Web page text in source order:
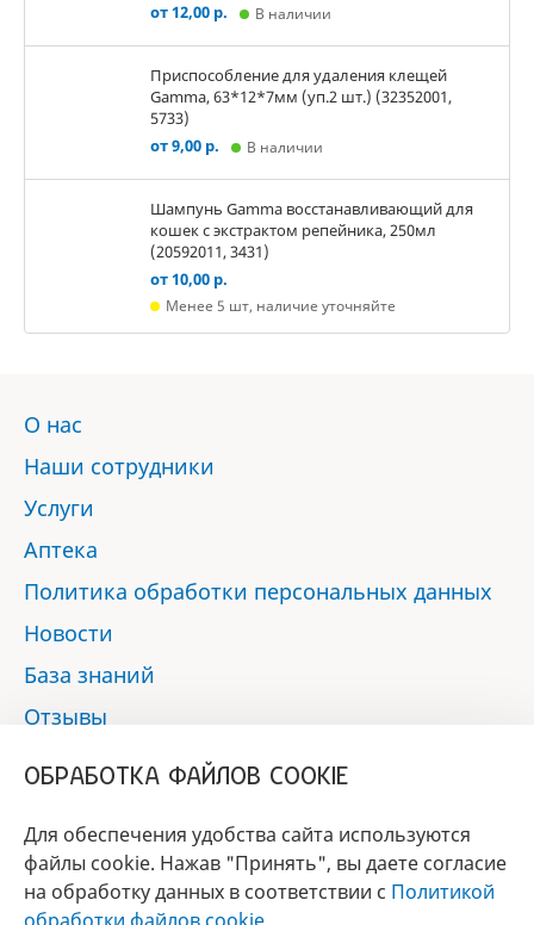
от 12,00 р.
В наличии
Приспособление для удаления клещей
Gamma, 63*12*7мм (уп.2 шт.) (32352001,
5733)
от 9,00 р.
В наличии
Шампунь Gamma восстанавливающий для
кошек с экстрактом репейника, 250мл
(20592011, 3431)
от 10,00 р.
Менее 5 шт, наличие уточняйте
О нас
Наши сотрудники
Услуги
Аптека
Политика обработки персональных данных
Новости
База знаний
Отзывы
БРЕНД
ОБРАБОТКА ФАЙЛОВ COOKIE
Для обеспечения удобства сайта используются
файлы cookie. Нажав "Принять", вы даете согласие
на обработку данных в соответствии с Политикой